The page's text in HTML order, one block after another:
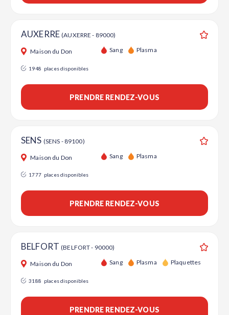
AUXERRE(AUXERRE - 89000)
Maison du Don Sang Plasma
1948 places disponibles
PRENDRE RENDEZ-VOUS
SENS (SENS - 89100)
Maison du Don Sang Plasma
1777 places disponibles
PRENDRE RENDEZ-VOUS
BELFORT(BELFORT - 90000)
Maison du Don Sang Plasma Plaquettes
3188 places disponibles
PRENDRE RENDEZ-VOUS